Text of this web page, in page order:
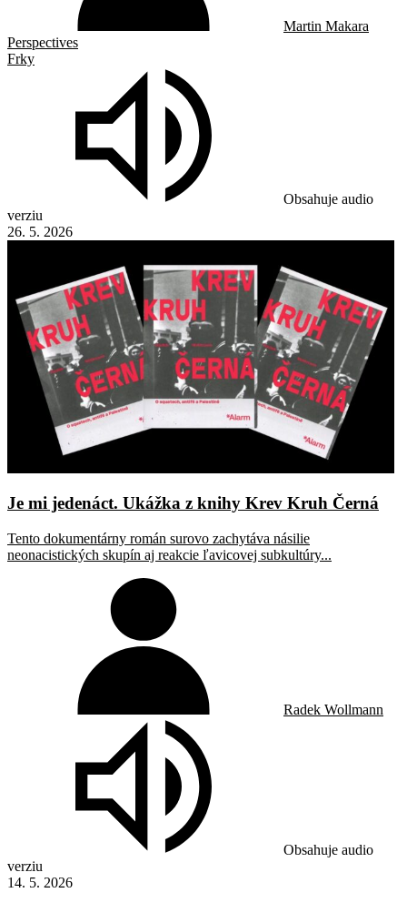
Martin Makara
Perspectives
Frky
Obsahuje audio
verziu
26. 5. 2026
Je mi jedenáct. Ukážka z knihy Krev Kruh Černá
Tento dokumentárny román surovo zachytáva násilie
neonacistických skupín aj reakcie ľavicovej subkultúry...
Radek Wollmann
Obsahuje audio
verziu
14. 5. 2026